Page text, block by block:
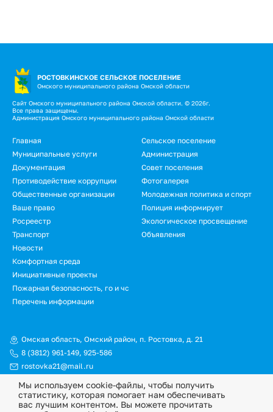
РОСТОВКИНСКОЕ СЕЛЬСКОЕ ПОСЕЛЕНИЕ
Омского муниципального района Омской области
Сайт Омского муниципального района Омской области. © 2026г.
Все права защищены.
Администрация Омского муниципального района Омской области
Главная
Сельское поселение
Муниципальные услуги
Администрация
Документация
Совет поселения
Противодействие коррупции
Фотогалерея
Общественные организации
Молодежная политика и спорт
Ваше право
Полиция информирует
Росреестр
Экологическое просвещение
Транспорт
Объявления
Новости
Омская область, Омский район, п. Ростовка, д. 21
8 (3812) 961-149, 925-586
rostovka21@mail.ru
Комфортная среда
Инициативные проекты
Пожарная безопасность, го и чс
Перечень информации
© Официальный сайт Ростовкинского сельского поселения
Омского муниципального района Омской области, 2026
Мы используем cookie-файлы, чтобы получить
статистику, которая помогает нам обеспечивать
вас лучшим контентом. Вы можете прочитать